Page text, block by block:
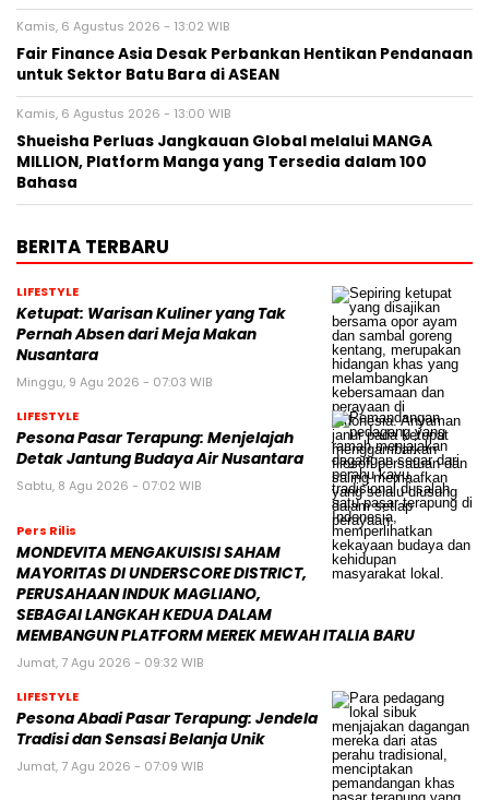
Kamis, 6 Agustus 2026 - 13:02 WIB
Fair Finance Asia Desak Perbankan Hentikan Pendanaan
untuk Sektor Batu Bara di ASEAN
Kamis, 6 Agustus 2026 - 13:00 WIB
Shueisha Perluas Jangkauan Global melalui MANGA
MILLION, Platform Manga yang Tersedia dalam 100
Bahasa
BERITA TERBARU
LIFESTYLE
Ketupat: Warisan Kuliner yang Tak
Pernah Absen dari Meja Makan
Nusantara
Minggu, 9 Agu 2026 - 07:03 WIB
LIFESTYLE
Pesona Pasar Terapung: Menjelajah
Detak Jantung Budaya Air Nusantara
Sabtu, 8 Agu 2026 - 07:02 WIB
Pers Rilis
MONDEVITA MENGAKUISISI SAHAM
MAYORITAS DI UNDERSCORE DISTRICT,
PERUSAHAAN INDUK MAGLIANO,
SEBAGAI LANGKAH KEDUA DALAM
MEMBANGUN PLATFORM MEREK MEWAH ITALIA BARU
Jumat, 7 Agu 2026 - 09:32 WIB
LIFESTYLE
Pesona Abadi Pasar Terapung: Jendela
Tradisi dan Sensasi Belanja Unik
Jumat, 7 Agu 2026 - 07:09 WIB